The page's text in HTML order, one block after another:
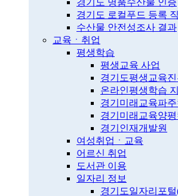
경기도 로컬푸드 등록
수산물 안전성조사 결과
교육ㆍ취업
평생학습
평생교육 사업
경기도평생교육진
온라인평생학습
경기미래교육파
경기미래교육양
경기인재개발원
여성취업ㆍ교육
어르신 취업
도서관 이용
일자리 정보
경기도일자리포